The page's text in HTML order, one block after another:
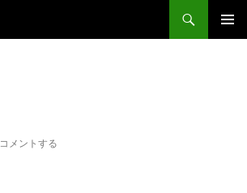
コメントする